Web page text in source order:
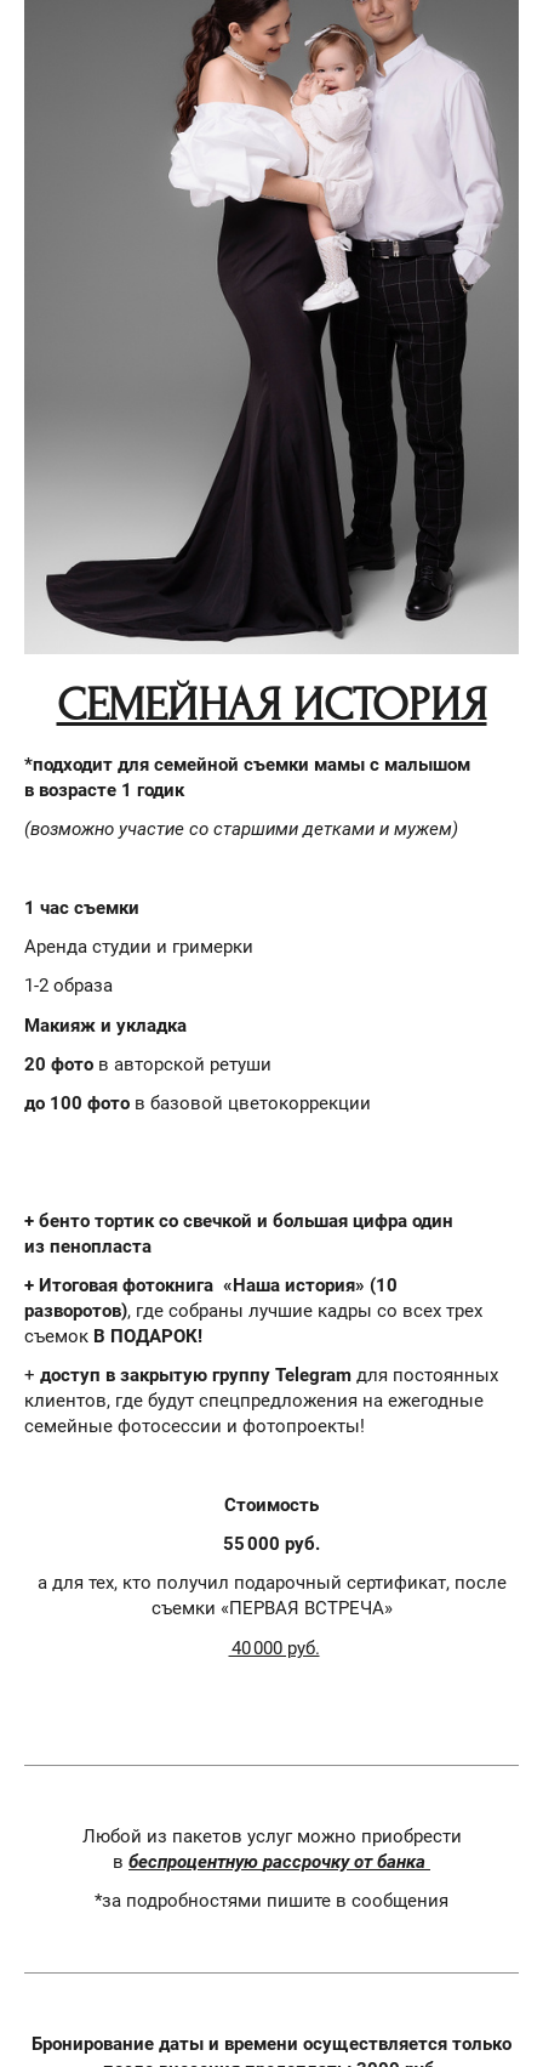
СЕМЕЙНАЯ ИСТОРИЯ
*подходит для семейной съемки мамы с малышом
в возрасте 1 годик
(возможно участие со старшими детками и мужем)
1 час съемки
Аренда студии и гримерки
1-2 образа
Макияж и укладка
20 фото в авторской ретуши
до 100 фото в базовой цветокоррекции
+ бенто тортик со свечкой и большая цифра один
из пенопласта
+ Итоговая фотокнига «Наша история» (10
разворотов), где собраны лучшие кадры со всех трех
съемок В ПОДАРОК!
+ доступ в закрытую группу Telegram для постоянных
клиентов, где будут спецпредложения на ежегодные
семейные фотосессии и фотопроекты!
Стоимость
55 000 руб.
а для тех, кто получил подарочный сертификат, после
съемки «ПЕРВАЯ ВСТРЕЧА»
40 000 руб.
Любой из пакетов услуг можно приобрести
в беспроцентную рассрочку от банка
*за подробностями пишите в сообщения
Бронирование даты и времени осуществляется только